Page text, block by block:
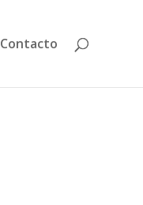
Contacto